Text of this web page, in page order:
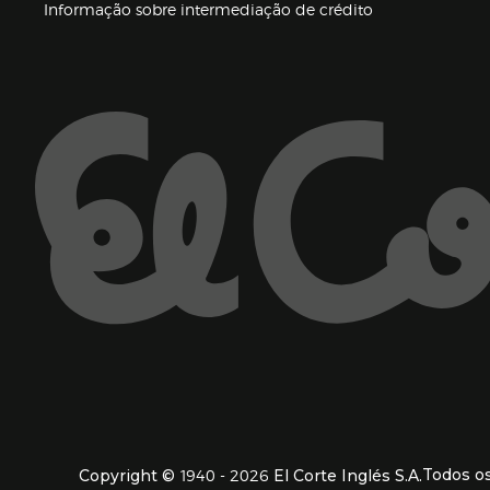
Informação sobre intermediação de crédito
Copyright © 1940 - 2026 El Corte Inglés S.A.Todos